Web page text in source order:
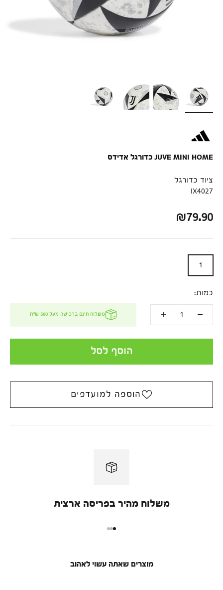
JUVE MINI HOME כדורגל אדידס
ציוד כדורגל
IX4027
מחיר לאחר הנחה
₪79.90
1
כמות:
משלוח חינם ברכישה מעל 500 ש''ח
הוסף לסל
הוספה למועדפים
משלוח מהיר בפריסה ארצית
מוצרים שאתה עשוי לאהוב